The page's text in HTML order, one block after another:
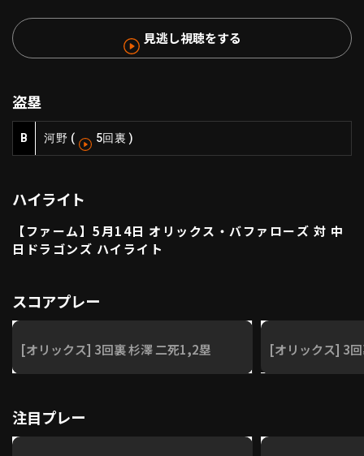
ファーム中地区
交流戦
北海道日本ハムファイターズ
東北楽天ゴールデンイーグルス
千葉ロッテマリーンズ
オリックス・バファローズ
福岡ソフトバンクホークス
ニュース
設定
見逃し視聴をする
盗塁
B 河野 ( 5回裏 )
ハイライト
【ファーム】5月14日 オリックス・バファローズ 対 中
日ドラゴンズ ハイライト
スコアプレー
[オリックス] 3回裏 杉澤 二死1,2塁 [オリックス] 3
注目プレー